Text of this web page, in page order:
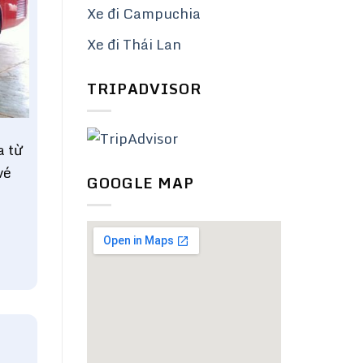
từ
Xe đi Campuchia
Xe đi Thái Lan
TRIPADVISOR
GOOGLE MAP